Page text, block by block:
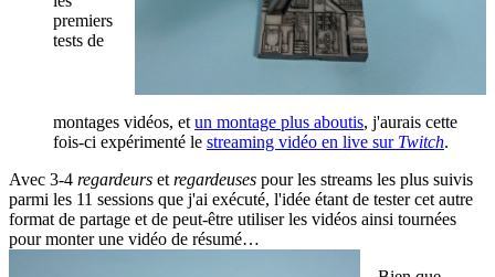
premiers
tests de
montages vidéos, et un montage plus aboutis, j'aurais cette
fois-ci expérimenté le streaming vidéo en live sur Twitch.
Avec 3-4 regardeurs et regardeuses pour les streams les plus suivis
parmi les 11 sessions que j'ai exécuté, l'idée étant de tester cet autre
format de partage et de peut-être utiliser les vidéos ainsi tournées
pour monter une vidéo de résumé…